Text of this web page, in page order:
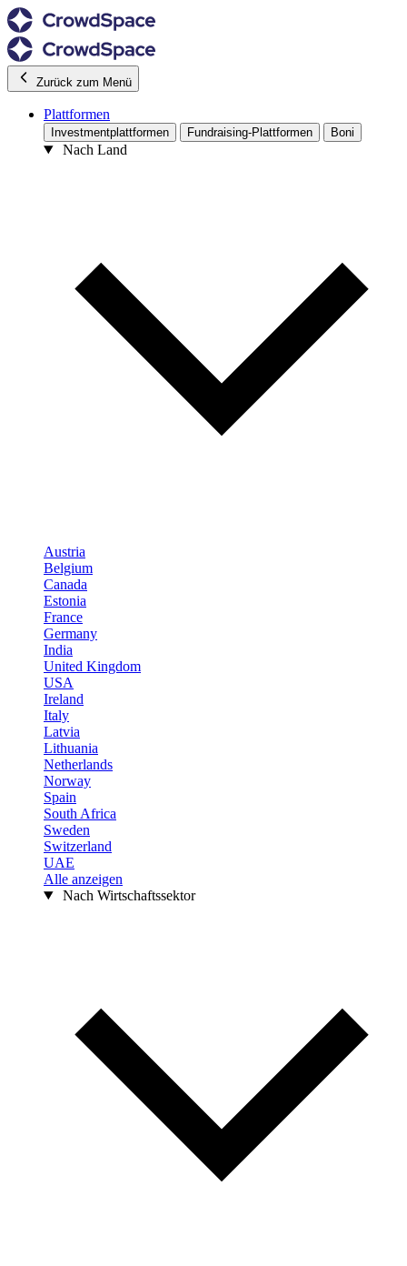
Zurück zum Menü
Plattformen
Investmentplattformen Fundraising-Plattformen Boni
Nach Land
Austria
Belgium
Canada
Estonia
France
Germany
India
United Kingdom
USA
Ireland
Italy
Latvia
Lithuania
Netherlands
Norway
Spain
South Africa
Sweden
Switzerland
UAE
Alle anzeigen
Nach Wirtschaftssektor